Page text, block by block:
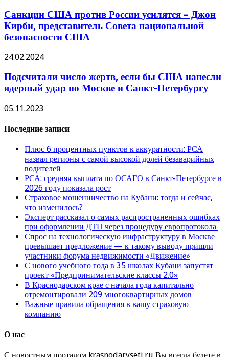
Санкции США против России усилятся – Джон
Кирби, представитель Совета национальной
безопасности США
24.02.2024
Подсчитали число жертв, если бы США нанесли
ядерный удар по Москве и Санкт-Петербургу
05.11.2023
Последние записи
Плюс 6 процентных пунктов к аккуратности: РСА
назвал регионы с самой высокой долей безаварийных
водителей
РСА: средняя выплата по ОСАГО в Санкт-Петербурге в
2026 году показала рост
Страховое мошенничество на Кубани: тогда и сейчас,
что изменилось?
Эксперт рассказал о самых распространенных ошибках
при оформлении ДТП через процедуру европротокола
Спрос на технологическую инфраструктуру в Москве
превышает предложение — к такому выводу пришли
участники форума недвижимости «Движение»
С нового учебного года в 35 школах Кубани запустят
проект «Предпринимательские классы 2.0»
В Краснодарском крае с начала года капитально
отремонтировали 209 многоквартирных домов
Важные правила обращения в вашу страховую
компанию
О нас